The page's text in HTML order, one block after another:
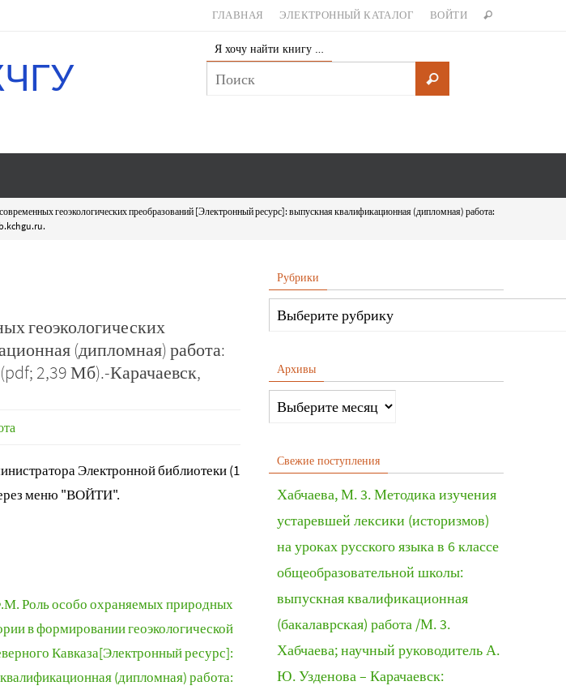
ГЛАВНАЯ ЭЛЕКТРОННЫЙ КАТАЛОГ ВОЙТИ
Я хочу найти книгу …
геоэкологических преобразований [Электронный ресурс]: выпускная квалификационная (дипломная) работа:
геоэкологических
(дипломная) работа:
2,39 Мб).-Карачаевск,
Электронной библиотеки (1
меню "ВОЙТИ".
Роль особо охраняемых природных
в формировании геоэкологической
Кавказа[Электронный ресурс]:
(дипломная) работа:
Рубрики
Архивы
Свежие поступления
Хабчаева, М. 3. Методика изучения
устаревшей лексики (историзмов)
на уроках русского языка в 6 классе
общеобразовательной школы:
выпускная квалификационная
(бакалаврская) работа /М. 3.
Хабчаева; научный руководитель А.
Ю. Узденова – Карачаевск: